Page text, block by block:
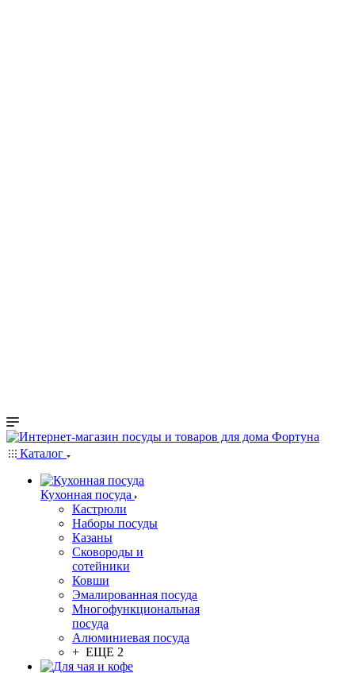
Каталог
Кухонная посуда
Кастрюли
Наборы посуды
Казаны
Сковороды и
сотейники
Ковши
Эмалированная посуда
Многофункциональная
посуда
Алюминиевая посуда
+ ЕЩЕ 2